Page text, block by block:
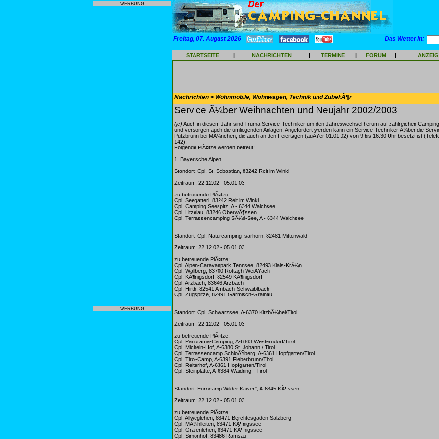
WERBUNG
WERBUNG
Freitag, 07. August 2026 Das Wetter in:
STARTSEITE | NACHRICHTEN | TERMINE | FORUM |
Nachrichten > Wohnmobile, Wohnwagen, Technik und ZubehÃ¶r
Service Ã¼ber Weihnachten und Neujahr 2002/2003
(jc) Auch in diesem Jahr sind Truma Service-Techniker um den Jahreswechsel herum auf zahlreichen
und versorgen auch die umliegenden Anlagen. Angefordert werden kann ein Service-Techniker Ã¼ber die
Putzbrunn bei MÃ¼nchen, die auch an den Feiertagen (auÃŸer 01.01.02) von 9 bis 16.30 Uhr besetzt ist
142).
Folgende PlÃ¤tze werden betreut:
1. Bayerische Alpen
Standort: Cpl. St. Sebastian, 83242 Reit im Winkl
Zeitraum: 22.12.02 - 05.01.03
zu betreuende PlÃ¤tze:
Cpl. Seegatterl, 83242 Reit im Winkl
Cpl. Camping Seespitz, A - 6344 Walchsee
Cpl. Litzelau, 83246 OberwÃ¶ssen
Cpl. Terrassencamping SÃ¼d-See, A - 6344 Walchsee
Standort: Cpl. Naturcamping Isarhorn, 82481 Mittenwald
Zeitraum: 22.12.02 - 05.01.03
zu betreuende PlÃ¤tze:
Cpl. Alpen-Caravanpark Tennsee, 82493 Klais-KrÃ¼n
Cpl. Wallberg, 83700 Rottach-WeiÃŸach
Cpl. KÃ¶nigsdorf, 82549 KÃ¶nigsdorf
Cpl. Arzbach, 83646 Arzbach
Cpl. Hirth, 82541 Ambach-Schwaiblbach
Cpl. Zugspitze, 82491 Garmisch-Grainau
Standort: Cpl. Schwarzsee, A-6370 KitzbÃ¼hel/Tirol
Zeitraum: 22.12.02 - 05.01.03
zu betreuende PlÃ¤tze:
Cpl. Panorama-Camping, A-6363 Westerndorf/Tirol
Cpl. Micheln-Hof, A-6380 St. Johann / Tirol
Cpl. Terrassencamp SchloÃŸberg, A-6361 Hopfgarten/Tirol
Cpl. Tirol-Camp, A-6391 Fieberbrunn/Tirol
Cpl. Reiterhof, A-6361 Hopfgarten/Tirol
Cpl. Steinplatte, A-6384 Waidring - Tirol
Standort: Eurocamp Wilder Kaiser", A-6345 KÃ¶ssen
Zeitraum: 22.12.02 - 05.01.03
zu betreuende PlÃ¤tze:
Cpl. Allweglehen, 83471 Berchtesgaden-Salzberg
Cpl. MÃ¼hlleiten, 83471 KÃ¶nigssee
Cpl. Grafenlehen, 83471 KÃ¶nigssee
Cpl. Simonhof, 83486 Ramsau